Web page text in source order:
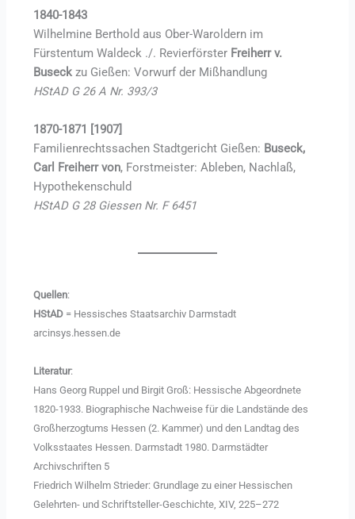
1840-1843
Wilhelmine Berthold aus Ober-Waroldern im
Fürstentum Waldeck ./. Revierförster Freiherr v.
Buseck zu Gießen: Vorwurf der Mißhandlung
HStAD G 26 A Nr. 393/3
1870-1871 [1907]
Familienrechtssachen Stadtgericht Gießen: Buseck,
Carl Freiherr von, Forstmeister: Ableben, Nachlaß,
Hypothekenschuld
HStAD G 28 Giessen Nr. F 6451
Quellen:
HStAD = Hessisches Staatsarchiv Darmstadt
arcinsys.hessen.de
Literatur:
Hans Georg Ruppel und Birgit Groß: Hessische Abgeordnete
1820-1933. Biographische Nachweise für die Landstände des
Großherzogtums Hessen (2. Kammer) und den Landtag des
Volksstaates Hessen. Darmstadt 1980. Darmstädter
Archivschriften 5
Friedrich Wilhelm Strieder: Grundlage zu einer Hessischen
Gelehrten- und Schriftsteller-Geschichte, XIV, 225–272